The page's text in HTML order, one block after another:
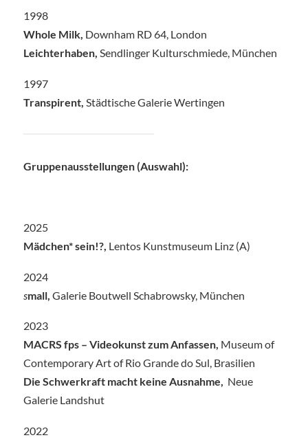
1998
Whole Milk, Downham RD 64, London
Leichterhaben, Sendlinger Kulturschmiede, München
1997
Transpirent, Städtische Galerie Wertingen
Gruppenausstellungen (Auswahl):
2025
Mädchen* sein!?, Lentos Kunstmuseum Linz (A)
2024
small, Galerie Boutwell Schabrowsky, München
2023
MACRS fps – Videokunst zum Anfassen, Museum of
Contemporary Art of Rio Grande do Sul, Brasilien
Die Schwerkraft macht keine Ausnahme, Neue
Galerie Landshut
2022